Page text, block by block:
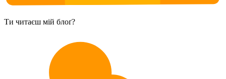
Ти читаєш мій блоґ?